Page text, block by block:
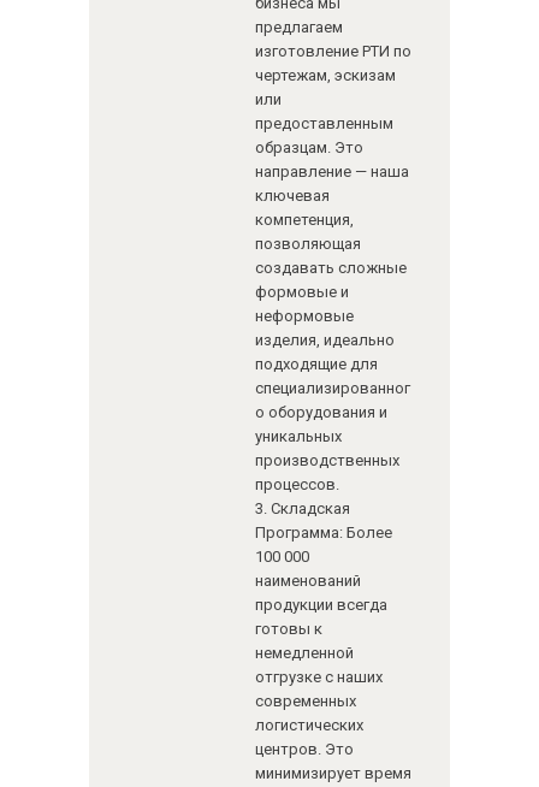
предлагаем
изготовление РТИ по
чертежам, эскизам
или
предоставленным
образцам. Это
направление — наша
ключевая
компетенция,
позволяющая
создавать сложные
формовые и
неформовые
изделия, идеально
подходящие для
специализированног
о оборудования и
уникальных
производственных
процессов.
3. Складская
Программа: Более
100 000
наименований
продукции всегда
готовы к
немедленной
отгрузке с наших
современных
логистических
центров. Это
минимизирует время